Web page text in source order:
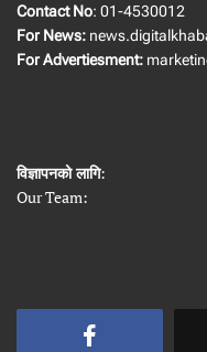
Contact No: 01-4530012
For News:
For Advertiesment:
विज्ञापनको लागि:
Our Team: